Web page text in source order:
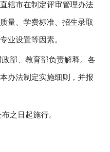
辖市在制定评审管理办法
量、学费标准、招生录取
业设置等因素。
部、教育部负责解释。各
办法制定实施细则，并报
之日起施行。